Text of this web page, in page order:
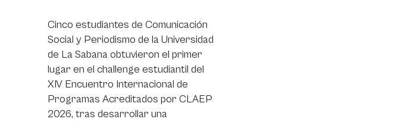
Cinco estudiantes de Comunicación
Social y Periodismo de la Universidad
de La Sabana obtuvieron el primer
lugar en el challenge estudiantil del
XIV Encuentro Internacional de
Programas Acreditados por CLAEP
2026, tras desarrollar una